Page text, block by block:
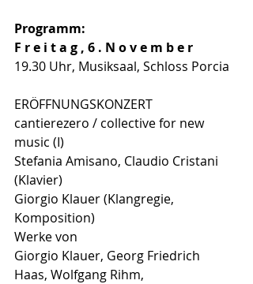
Programm:
F r e i t a g , 6 . N o v e m b e r
19.30 Uhr, Musiksaal, Schloss Porcia
ERÖFFNUNGSKONZERT
cantierezero / collective for new
music (I)
Stefania Amisano, Claudio Cristani
(Klavier)
Giorgio Klauer (Klangregie,
Komposition)
Werke von
Giorgio Klauer, Georg Friedrich
Haas, Wolfgang Rihm,